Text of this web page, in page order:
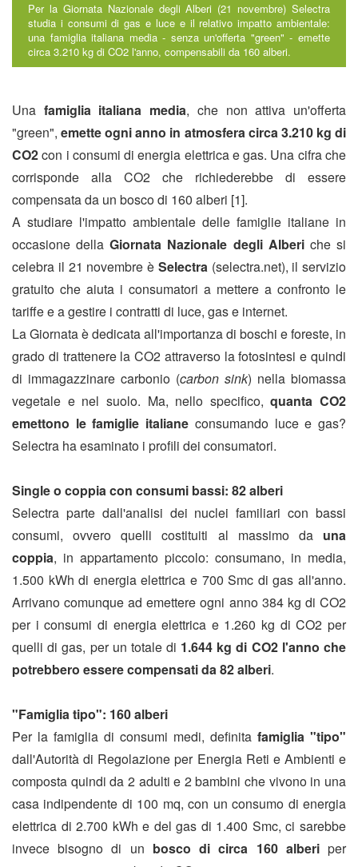
Per la Giornata Nazionale degli Alberi (21 novembre) Selectra
studia i consumi di gas e luce e il relativo impatto ambientale:
una famiglia italiana media - senza un'offerta "green" - emette
circa 3.210 kg di CO2 l'anno, compensabili da 160 alberi.
Una famiglia italiana media, che non attiva un'offerta
"green",emette ogni anno in atmosfera circa 3.210 kg di
CO2con i consumi di energia elettrica e gas. Una cifra che
corrisponde alla CO2 che richiederebbe di essere
compensata da un bosco di 160 alberi [1].
A studiare l'impatto ambientale delle famiglie italiane in
occasione dellaGiornata Nazionale degli Alberi che si
celebra il 21 novembre è Selectra(selectra.net), il servizio
gratuito che aiuta i consumatori a mettere a confronto le
tariffe e a gestire i contratti di luce, gas e internet.
La Giornata è dedicata all'importanza di boschi e foreste, in
grado di trattenere la CO2 attraverso la fotosintesi e quindi
di immagazzinare carbonio (carbon sink) nella biomassa
vegetale e nel suolo. Ma, nello specifico,quanta CO2
emettono le famiglie italiane consumando luce e gas?
Selectra ha esaminato i profili dei consumatori.
Single o coppia con consumi bassi: 82 alberi
Selectra parte dall'analisi dei nuclei familiari con bassi
consumi, ovvero quelli costituiti al massimo da una
coppia, in appartamento piccolo: consumano, in media,
1.500 kWh di energia elettrica e 700 Smc di gas all'anno.
Arrivano comunque ad emettere ogni anno 384 kg di CO2
per i consumi di energia elettrica e 1.260 kg di CO2 per
quelli di gas, per un totale di 1.644 kg di CO2 l'anno che
potrebbero essere compensati da 82 alberi.
"Famiglia tipo": 160 alberi
Per la famiglia di consumi medi, definita famiglia "tipo"
dall'Autorità di Regolazione per Energia Reti e Ambienti e
composta quindi da 2 adulti e 2 bambini che vivono in una
casa indipendente di 100 mq, con un consumo di energia
elettrica di 2.700 kWh e del gas di 1.400 Smc, ci sarebbe
invece bisogno di un bosco di circa 160 alberiper